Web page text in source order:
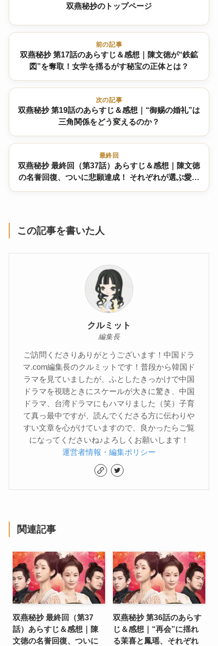
双燕秘抄のトップページ
前の記事
双燕秘抄 第17話のあらすじ＆感想｜陳文徳が“鉄鉱
図”を奪取！女学を揺るがす秘宝の正体とは？
次の記事
双燕秘抄 第19話のあらすじ＆感想｜“御赐の婚礼”は
三角関係をどう変えるのか？
最終回
双燕秘抄 最終回（第37話）あらすじ＆感想｜陳文徳
の名誉回復、ついに悲願達成！ それぞれが選ぶ愛の
この記事を書いた人
クルミット
編集長
ご訪問くださりありがとうございます！中国ドラ
マ.com編集長のクルミットです！普段から韓国ド
ラマを見ていましたが、ふとしたきっかけで中国
ドラマを視聴ときにスケールが大きに驚き、中国
ドラマ、台湾ドラマにもハマりました（笑）子育
て真っ最中ですが、読んでくださる方に伝わりや
すい文章を心がけていますので、良かったらご覧
になってくださいね♪よろしくお願いします！
運営者情報・編集ポリシー
関連記事
双燕秘抄 最終回（第37
話）あらすじ＆感想｜陳
文徳の名誉回復、ついに
双燕秘抄 第36話のあらす
じ＆感想｜“再会”に揺れ
る茉喜と鳳瑶、それぞれ